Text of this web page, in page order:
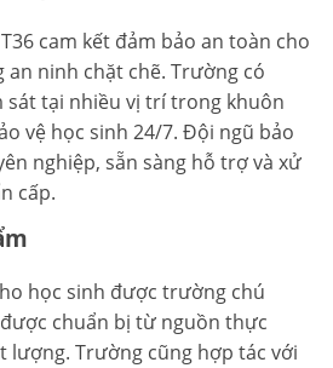
cam kết đảm bảo an toàn cho
an ninh chặt chẽ. Trường có
sát tại nhiều vị trí trong khuôn
vệ học sinh 24/7. Đội ngũ bảo
nghiệp, sẵn sàng hỗ trợ và xử
cấp.
học sinh được trường chú
chuẩn bị từ nguồn thực
lượng. Trường cũng hợp tác với